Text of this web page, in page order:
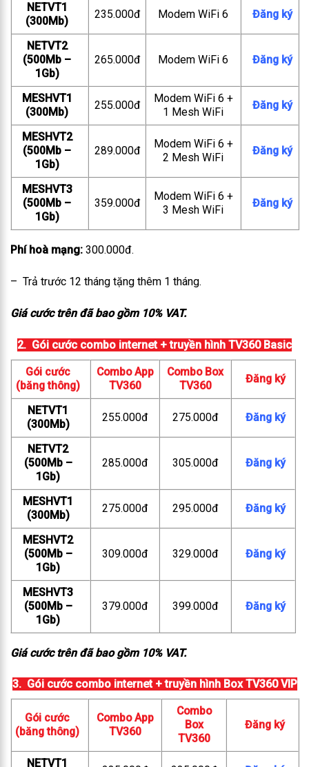
NETVT1
(300Mb)
235.000đ Modem WiFi 6 Đăng ký
NETVT2
(500Mb –
1Gb)
265.000đ Modem WiFi 6 Đăng ký
MESHVT1
(300Mb)
255.000đ
Modem WiFi 6 +
1 Mesh WiFi
Đăng ký
MESHVT2
(500Mb –
1Gb)
289.000đ
Modem WiFi 6 +
2 Mesh WiFi
Đăng ký
MESHVT3
(500Mb –
1Gb)
359.000đ
Modem WiFi 6 +
3 Mesh WiFi
Đăng ký
Phí hoà mạng: 300.000đ.
– Trả trước 12 tháng tặng thêm 1 tháng.
Giá cước trên đã bao gồm 10% VAT.
2. Gói cước combo internet + truyền hình TV360 Basic
Gói cước
(băng thông)
Combo App
TV360
Combo Box
TV360
Đăng ký
NETVT1
(300Mb)
255.000đ 275.000đ Đăng ký
NETVT2
(500Mb –
1Gb)
285.000đ 305.000đ Đăng ký
MESHVT1
(300Mb)
275.000đ 295.000đ Đăng ký
MESHVT2
(500Mb –
1Gb)
309.000đ 329.000đ Đăng ký
MESHVT3
(500Mb –
1Gb)
379.000đ 399.000đ Đăng ký
Giá cước trên đã bao gồm 10% VAT.
3. Gói cước combo internet + truyền hình Box TV360 VIP
Gói cước
(băng thông)
Combo App
TV360
Combo
Box
TV360
Đăng ký
NETVT1